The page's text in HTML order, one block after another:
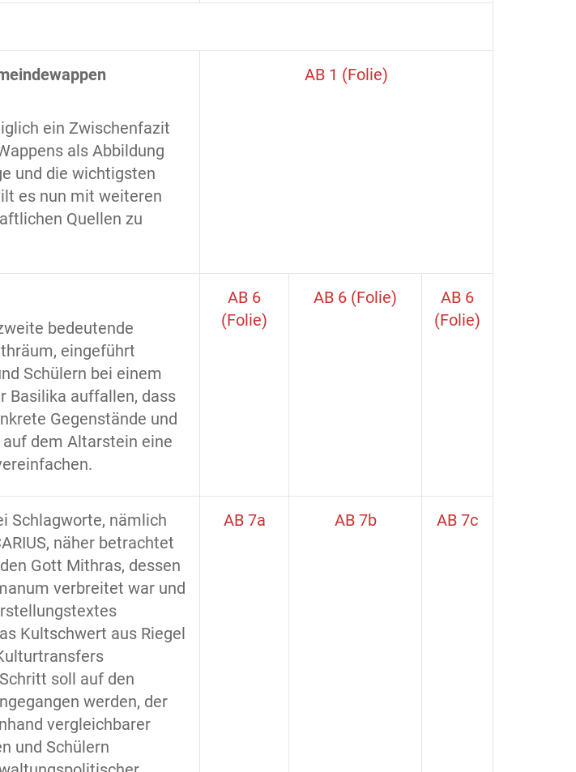
ein Zwischenfazit
als Abbildung
und die wichtigsten
es nun mit weiteren
Quellen zu
AB 1 (Folie)
bedeutende
eingeführt
Schülern bei einem
Basilika auffallen, dass
Gegenstände und
dem Altarstein eine
AB 6
(Folie)
AB 6 (Folie)
AB 6
(Folie)
Schlagworte, nämlich
näher betrachtet
Gott Mithras, dessen
verbreitet war und
Kultschwert aus Riegel
soll auf den
werden, der
vergleichbarer
und Schülern
AB 7a AB 7b AB 7c